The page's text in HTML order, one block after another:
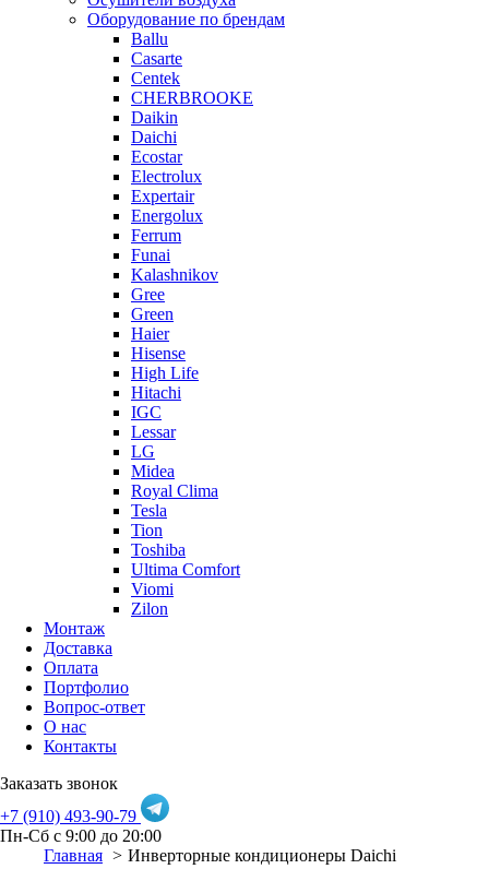
Оборудование по брендам
Ballu
Casarte
Centek
CHERBROOKE
Daikin
Daichi
Ecostar
Electrolux
Expertair
Energolux
Ferrum
Funai
Kalashnikov
Gree
Grеen
Haier
Hisense
High Life
Hitachi
IGC
Lessar
LG
Midea
Royal Clima
Tesla
Tion
Toshiba
Ultima Comfort
Viomi
Zilon
Монтаж
Доставка
Оплата
Портфолио
Вопрос-ответ
О нас
Контакты
Заказать звонок
+7 (910) 493-90-79
Пн-Сб с 9:00 до 20:00
Главная
Инверторные кондиционеры Daichi